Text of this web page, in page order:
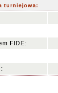
turniejowa:
FIDE: